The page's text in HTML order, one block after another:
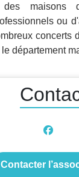
maisons
ou
concerts
département
Contacter